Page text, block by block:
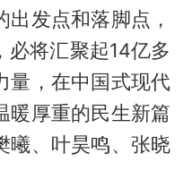
发点和落脚点，
必将汇聚起14亿多
量，在中国式现代
暖厚重的民生新篇
曦、叶昊鸣、张晓